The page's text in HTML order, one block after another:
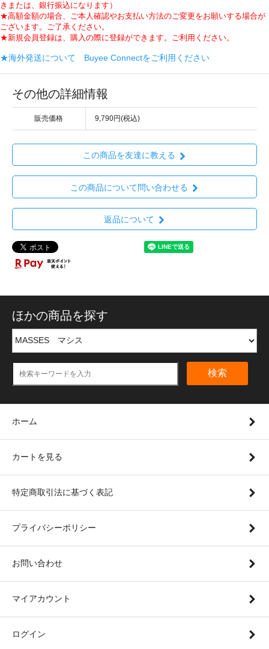
きまたは、銀行振込になります）
★高額金額の場合、ご本人確認やお支払い方法のご変更をお願いする場合が
ございます。ご了承ください。
★新規会員登録は、購入の際に登録ができます。ご利用ください。
★海外発送について Buyee Connectをご利用ください
その他の詳細情報
販売価格 9,790円(税込)
この商品を友達に教える
この商品について問い合わせる
返品について
ほかの商品を探す
検索
ホーム
カートを見る
特定商取引法に基づく表記
プライバシーポリシー
お問い合わせ
マイアカウント
ログイン